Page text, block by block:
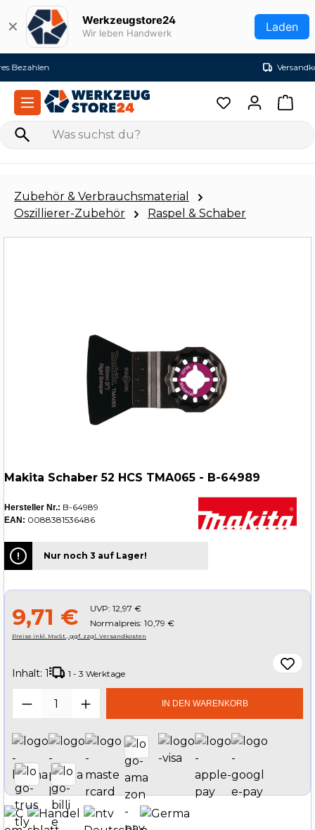
Zum Hauptinhalt springen
✕ Werkzeugstore24
Wir leben Handwerk Laden
Zubehör & Verbrauchsmaterial
Oszillierer-Zubehör
Raspel & Schaber
Makita Schaber 52 HCS TMA065 - B-64989
Hersteller Nr.: B-64989
EAN: 0088381536486
Nur noch 3 auf Lager!
9,71 € UVP: 12,97 €
Normalpreis: 10,79 €
Preise inkl. MwSt., ggf. zzgl. Versandkosten
Inhalt: 1 1 - 3 Werktage
Produkt Anzahl: Gib denIN DEN WARENKORB